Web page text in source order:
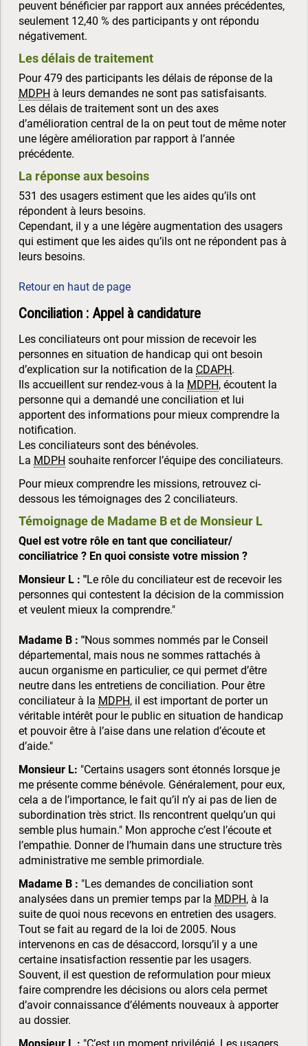
peuvent bénéficier par rapport aux années précédentes,
seulement 12,40 % des participants y ont répondu
négativement.
Les délais de traitement
Pour 479 des participants les délais de réponse de la
MDPH à leurs demandes ne sont pas satisfaisants.
Les délais de traitement sont un des axes
d’amélioration central de la on peut tout de même noter
une légère amélioration par rapport à l’année
précédente.
La réponse aux besoins
531 des usagers estiment que les aides qu’ils ont
répondent à leurs besoins.
Cependant, il y a une légère augmentation des usagers
qui estiment que les aides qu’ils ont ne répondent pas à
leurs besoins.
Retour en haut de page
Conciliation : Appel à candidature
Les conciliateurs ont pour mission de recevoir les
personnes en situation de handicap qui ont besoin
d’explication sur la notification de la CDAPH.
Ils accueillent sur rendez-vous à la MDPH, écoutent la
personne qui a demandé une conciliation et lui
apportent des informations pour mieux comprendre la
notification.
Les conciliateurs sont des bénévoles.
La MDPH souhaite renforcer l’équipe des conciliateurs.
Pour mieux comprendre les missions, retrouvez ci-
dessous les témoignages des 2 conciliateurs.
Témoignage de Madame B et de Monsieur L
Quel est votre rôle en tant que conciliateur/
conciliatrice ? En quoi consiste votre mission ?
Monsieur L : "Le rôle du conciliateur est de recevoir les
personnes qui contestent la décision de la commission
et veulent mieux la comprendre."
Madame B : "Nous sommes nommés par le Conseil
départemental, mais nous ne sommes rattachés à
aucun organisme en particulier, ce qui permet d’être
neutre dans les entretiens de conciliation. Pour être
conciliateur à la MDPH, il est important de porter un
véritable intérêt pour le public en situation de handicap
et pouvoir être à l’aise dans une relation d’écoute et
d’aide."
Monsieur L: "Certains usagers sont étonnés lorsque je
me présente comme bénévole. Généralement, pour eux,
cela a de l’importance, le fait qu’il n’y ai pas de lien de
subordination très strict. Ils rencontrent quelqu’un qui
semble plus humain." Mon approche c’est l’écoute et
l’empathie. Donner de l’humain dans une structure très
administrative me semble primordiale.
Madame B : "Les demandes de conciliation sont
analysées dans un premier temps par la MDPH, à la
suite de quoi nous recevons en entretien des usagers.
Tout se fait au regard de la loi de 2005. Nous
intervenons en cas de désaccord, lorsqu’il y a une
certaine insatisfaction ressentie par les usagers.
Souvent, il est question de reformulation pour mieux
faire comprendre les décisions ou alors cela permet
d’avoir connaissance d’éléments nouveaux à apporter
au dossier.